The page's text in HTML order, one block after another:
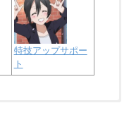
特技アップサポー
ト